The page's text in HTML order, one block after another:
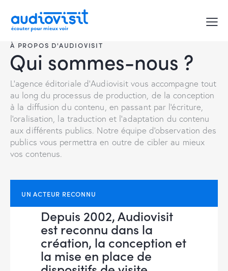
À PROPOS D'AUDIOVISIT
Qui sommes-nous ?
L'agence éditoriale d'Audiovisit vous accompagne tout
au long du processus de production, de la conception
à la diffusion du contenu, en passant par l'écriture,
l'oralisation, la traduction et l'adaptation du contenu
aux différents publics. Notre équipe d'observation des
publics vous permettra en outre de cibler au mieux
vos contenus.
UN ACTEUR RECONNU
Depuis 2002, Audiovisit
est reconnu dans la
création, la conception et
la mise en place de